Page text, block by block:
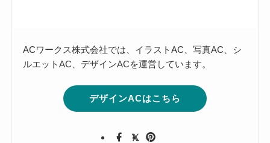
ACワークス株式会社では、イラストAC、写真AC、シ
ルエットAC、デザインACを運営しています。
デザインACはこちら